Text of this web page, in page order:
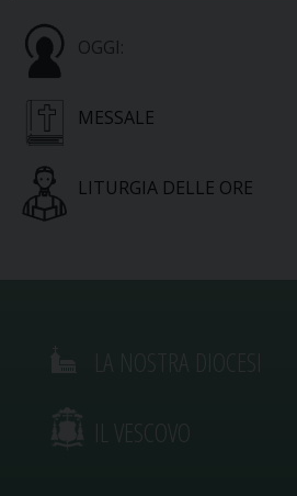
OGGI:
MESSALE
LITURGIA DELLE ORE
IL VESCOVO